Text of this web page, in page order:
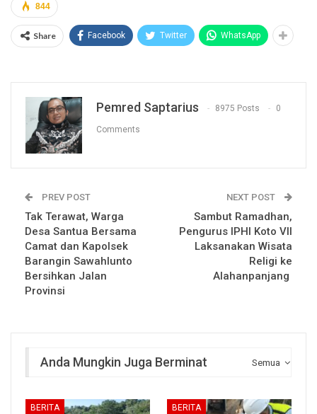
844
Share Facebook Twitter WhatsApp
Pemred Saptarius 8975 Posts 0
Comments
PREV POST
Tak Terawat, Warga
Desa Santua Bersama
Camat dan Kapolsek
Barangin Sawahlunto
Bersihkan Jalan
Provinsi
NEXT POST
Sambut Ramadhan,
Pengurus IPHI Koto VII
Laksanakan Wisata
Religi ke
Alahanpanjang
Semua
Anda Mungkin Juga Berminat
BERITA BERITA